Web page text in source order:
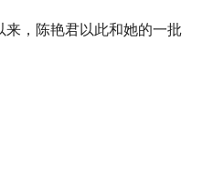
来，陈艳君以此和她的一批